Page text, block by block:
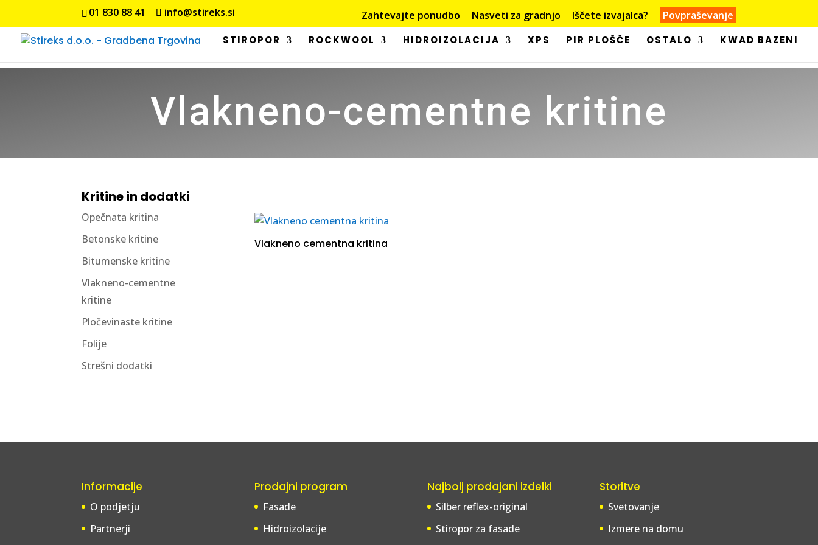
01 830 88 41 info@stireks.si Zahtevajte ponudbo Nasveti za gradnjo Iščete izvajalca? Povpraševanje
STIROPOR ROCKWOOL HIDROIZOLACIJA XPS PIR PLOŠČE OSTALO KWAD BAZENI
Vlakneno-cementne kritine
Kritine in dodatki
Opečnata kritina
Betonske kritine
Bitumenske kritine
Vlakneno-cementne
kritine
Pločevinaste kritine
Folije
Strešni dodatki
Vlakneno cementna kritina
Informacije
O podjetju
Partnerji
Prodajni program
Fasade
Hidroizolacije
Najbolj prodajani izdelki
Silber reflex-original
Stiropor za fasade
Storitve
Svetovanje
Izmere na domu